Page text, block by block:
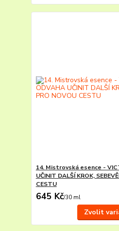
14. Mistrovská esence -
UČINIT DALŠÍ KROK,
CESTU
645 Kč/30 ml
Zvolit